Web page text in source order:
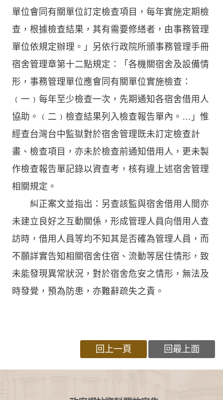
單位會同有關單位訂定檢查項目，每年實施定期檢
查，根據檢查結果，其有需要修繕者，由事務管理
單位依規定辦理。」另依行政院所頒事務管理手冊
宿舍管理章第十二點規定：「各機關宿舍及設備情
形，事務管理單位應會同有關單位實施檢查：
﹙一﹚每年至少檢查一次，先期通知各宿舍借用人
協助。﹙二﹚檢查結果列入檢查報告單內。…」惟
經查台灣台中監獄對於宿舍管理既未訂定檢查計
畫、檢查項目，亦未於檢查前通知借用人，更未製
作檢查報告單記錄以資查考，核有違上述宿舍管理
相關規定。
糾正案文並指出：另查該監與宿舍借用人間亦
未建立良好之互動關係，形成管理人員向借用人查
訪時，借用人員等均不知其是否確為管理人員，而
不願詳實告知相關宿舍住宿、流動等居住情形，致
未能發現異常狀況，對於宿舍危安之情形，無法及
時發覺，預為防患，亦難辭疏失之責。
回上一頁 回最上面
:::